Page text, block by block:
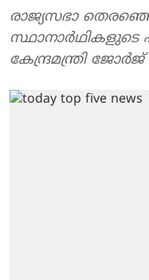
രാജ്യസഭാ
സ്ഥാനാർഥികളുടെ
കേന്ദ്രമന്ത്രി ജോർജ്